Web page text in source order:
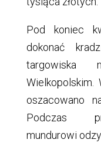
Pod koniec
dokonać
targowiska
Wielkopolskim.
oszacowano
Podczas
mundurowi